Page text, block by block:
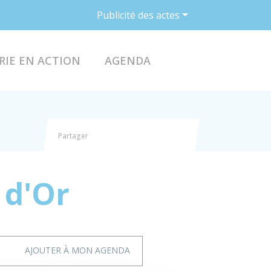
Publicité des actes
EN ACTION AGENDA
Partager
AJOUTER À MON AGENDA